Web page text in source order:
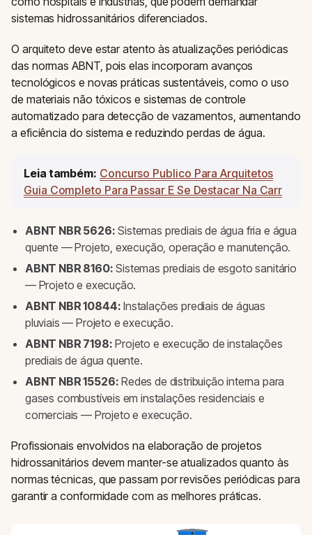
sistemas hidrossanitários diferenciados.
O arquiteto deve estar atento às atualizações periódicas
das normas ABNT, pois elas incorporam avanços
tecnológicos e novas práticas sustentáveis, como o uso
de materiais não tóxicos e sistemas de controle
automatizado para detecção de vazamentos, aumentando
a eficiência do sistema e reduzindo perdas de água.
Leia também: Concurso Publico Para Arquitetos
Guia Completo Para Passar E Se Destacar Na Carr
ABNT NBR 5626: Sistemas prediais de água fria e água
quente — Projeto, execução, operação e manutenção.
ABNT NBR 8160: Sistemas prediais de esgoto sanitário
— Projeto e execução.
ABNT NBR 10844: Instalações prediais de águas
pluviais — Projeto e execução.
ABNT NBR 7198: Projeto e execução de instalações
prediais de água quente.
ABNT NBR 15526: Redes de distribuição interna para
gases combustíveis em instalações residenciais e
comerciais — Projeto e execução.
Profissionais envolvidos na elaboração de projetos
hidrossanitários devem manter-se atualizados quanto às
normas técnicas, que passam por revisões periódicas para
garantir a conformidade com as melhores práticas.